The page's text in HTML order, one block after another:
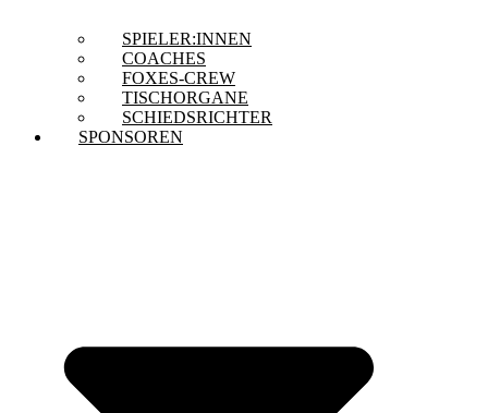
SPIELER:INNEN
COACHES
FOXES-CREW
TISCHORGANE
SCHIEDSRICHTER
SPONSOREN